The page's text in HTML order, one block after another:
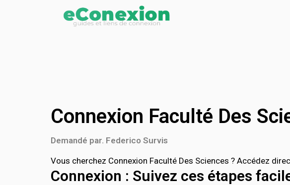
Connexion Faculté Des
Demandé par. Federico Survis
Vous cherchez Connexion Faculté Des Sciences ? Accédez
Connexion : Suivez ces étapes